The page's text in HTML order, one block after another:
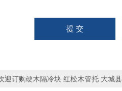
迎订购硬木隔冷块 红松木管托 大城